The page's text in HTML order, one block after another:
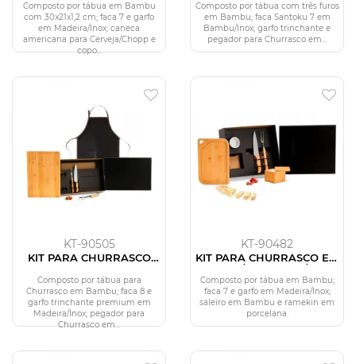
Composto por tábua em Bambu
com 30x21x1,2 cm; faca 7 e garfo
em Madeira/Inox; caneca
americana para Cerveja/Chopp e
copo...
Composto por tábua com três furos
em Bambu; faca Santoku 7 em
Bambu/Inox; garfo trinchante e
pegador para Churrasco em...
KT-90505
KIT PARA CHURRASCO
Composto por tábua para
Churrasco em Bambu; faca 8 e
garfo trinchante premium em
Madeira/Inox; pegador para
Churrasco em...
KT-90482
KIT PARA CHURRASCO EM
BAMBU / MADEIRA / INOX
- 5 PÇS
Composto por tábua em Bambu;
faca 7 e garfo em Madeira/Inox;
saleiro em Bambu e ramekin em
porcelana.